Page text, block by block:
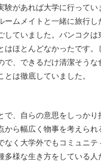
があれば大学に行ってい
ームメイトと一緒に旅行し
していました。バンコクは
はほとんどなかったです
で、できるだけ清潔そうな
とは徹底していました。
、自らの意思をしっかり
から幅広く物事を考えられ
なく大学外でもコミュニテ
多様な生き方をしている人